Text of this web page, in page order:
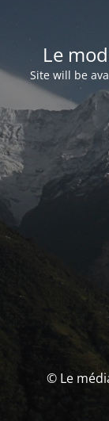
Le
Site will be
© Le